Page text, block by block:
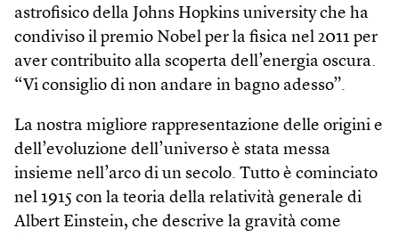
astrofisico della Johns Hopkins university che ha
condiviso il premio Nobel per la fisica nel 2011 per
aver contribuito alla scoperta dell’energia oscura.
“Vi consiglio di non andare in bagno adesso”.
La nostra migliore rappresentazione delle origini e
dell’evoluzione dell’universo è stata messa
insieme nell’arco di un secolo. Tutto è cominciato
nel 1915 con la teoria della relatività generale di
Albert Einstein, che descrive la gravità come